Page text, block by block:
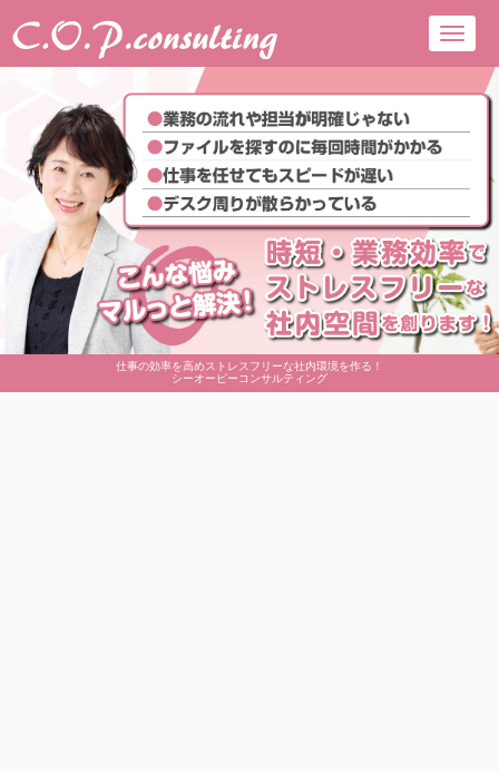
仕事の効率を高めストレスフリーな社内環境を作る！
シーオーピーコンサルティング